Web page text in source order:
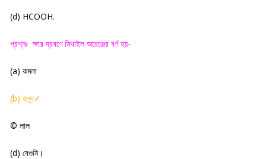
(d) HСООН.
প্রশ্নঃ ক্ষার দ্রবণে মিথাইল অরেঞ্জের বর্ণ হয়-
(a) কমলা
(b) হলুদ✓
© লাল
(d) বেগুনি।